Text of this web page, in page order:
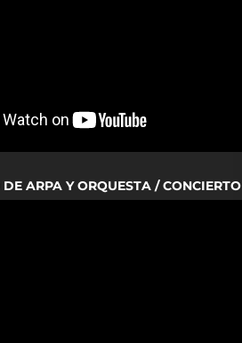
DE ARPA Y ORQUESTA /